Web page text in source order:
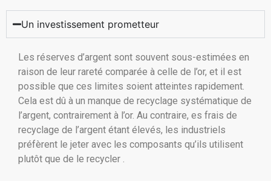
Un investissement prometteur
Les réserves d’argent sont souvent sous-estimées en
raison de leur rareté comparée à celle de l’or, et il est
possible que ces limites soient atteintes rapidement.
Cela est dû à un manque de recyclage systématique de
l’argent, contrairement à l’or. Au contraire, es frais de
recyclage de l’argent étant élevés, les industriels
préfèrent le jeter avec les composants qu’ils utilisent
plutôt que de le recycler .